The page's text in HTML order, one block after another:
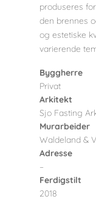
produseres
den brennes
og estetiske
varierende
Byggherre
Privat
Arkitekt
Sjo Fasting
Murarbeider
Waldeland &
Adresse
–
Ferdigstilt
2018